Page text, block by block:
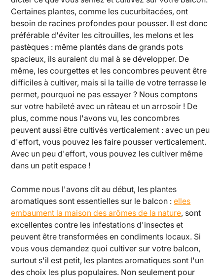
Certaines plantes, comme les cucurbitacées, ont
besoin de racines profondes pour pousser. Il est donc
préférable d'éviter les citrouilles, les melons et les
pastèques : même plantés dans de grands pots
spacieux, ils auraient du mal à se développer. De
même, les courgettes et les concombres peuvent être
difficiles à cultiver, mais si la taille de votre terrasse le
permet, pourquoi ne pas essayer ? Nous comptons
sur votre habileté avec un râteau et un arrosoir ! De
plus, comme nous l'avons vu, les concombres
peuvent aussi être cultivés verticalement : avec un peu
d'effort, vous pouvez les faire pousser verticalement.
Avec un peu d'effort, vous pouvez les cultiver même
dans un petit espace !
Comme nous l'avons dit au début, les plantes
aromatiques sont essentielles sur le balcon :elles
embaument la maison des arômes de la nature, sont
excellentes contre les infestations d'insectes et
peuvent être transformées en condiments locaux. Si
vous vous demandez quoi cultiver sur votre balcon,
surtout s'il est petit, les plantes aromatiques sont l'un
des choix les plus populaires. Non seulement pour